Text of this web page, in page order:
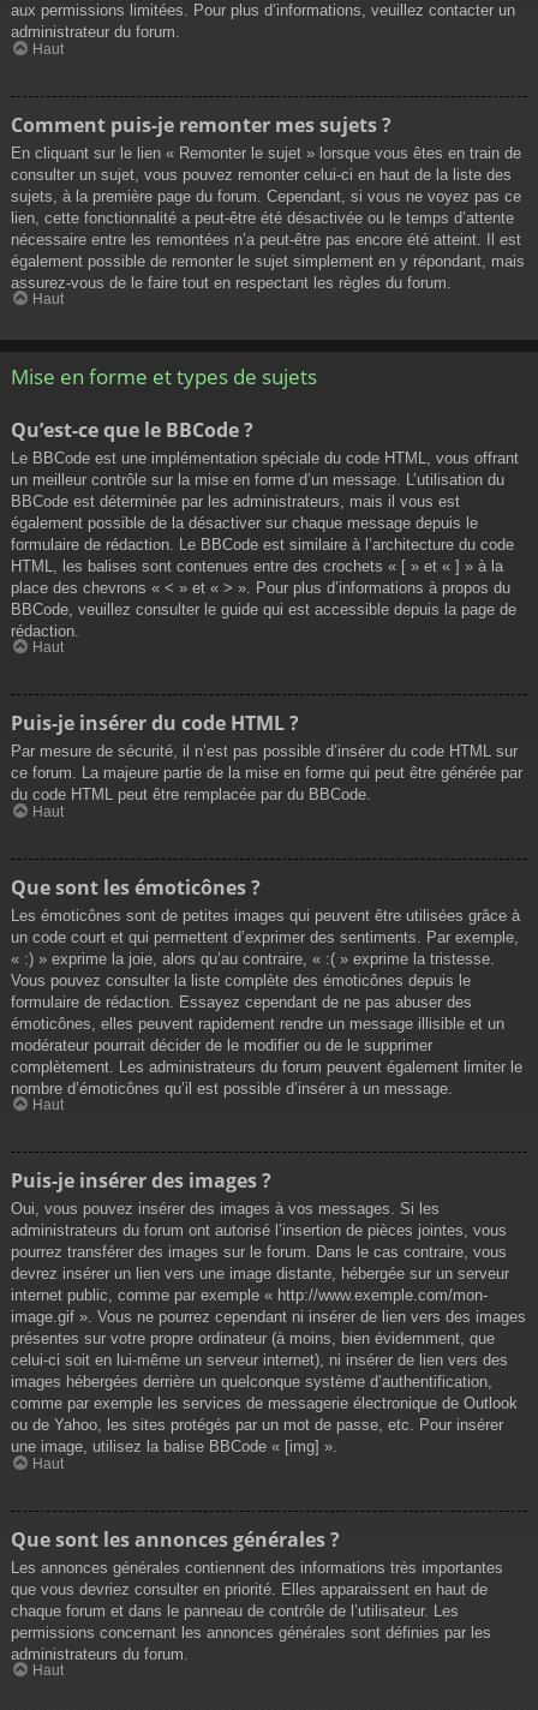
aux permissions limitées. Pour plus d’informations, veuillez contacter un
administrateur du forum.
Haut
Comment puis-je remonter mes sujets ?
En cliquant sur le lien « Remonter le sujet » lorsque vous êtes en train de
consulter un sujet, vous pouvez remonter celui-ci en haut de la liste des
sujets, à la première page du forum. Cependant, si vous ne voyez pas ce
lien, cette fonctionnalité a peut-être été désactivée ou le temps d’attente
nécessaire entre les remontées n’a peut-être pas encore été atteint. Il est
également possible de remonter le sujet simplement en y répondant, mais
assurez-vous de le faire tout en respectant les règles du forum.
Haut
Mise en forme et types de sujets
Qu’est-ce que le BBCode ?
Le BBCode est une implémentation spéciale du code HTML, vous offrant
un meilleur contrôle sur la mise en forme d’un message. L’utilisation du
BBCode est déterminée par les administrateurs, mais il vous est
également possible de la désactiver sur chaque message depuis le
formulaire de rédaction. Le BBCode est similaire à l’architecture du code
HTML, les balises sont contenues entre des crochets « [ » et « ] » à la
place des chevrons « < » et « > ». Pour plus d’informations à propos du
BBCode, veuillez consulter le guide qui est accessible depuis la page de
rédaction.
Haut
Puis-je insérer du code HTML ?
Par mesure de sécurité, il n’est pas possible d’insérer du code HTML sur
ce forum. La majeure partie de la mise en forme qui peut être générée par
du code HTML peut être remplacée par du BBCode.
Haut
Que sont les émoticônes ?
Les émoticônes sont de petites images qui peuvent être utilisées grâce à
un code court et qui permettent d’exprimer des sentiments. Par exemple,
« :) » exprime la joie, alors qu’au contraire, « :( » exprime la tristesse.
Vous pouvez consulter la liste complète des émoticônes depuis le
formulaire de rédaction. Essayez cependant de ne pas abuser des
émoticônes, elles peuvent rapidement rendre un message illisible et un
modérateur pourrait décider de le modifier ou de le supprimer
complètement. Les administrateurs du forum peuvent également limiter le
nombre d’émoticônes qu’il est possible d’insérer à un message.
Haut
Puis-je insérer des images ?
Oui, vous pouvez insérer des images à vos messages. Si les
administrateurs du forum ont autorisé l’insertion de pièces jointes, vous
pourrez transférer des images sur le forum. Dans le cas contraire, vous
devrez insérer un lien vers une image distante, hébergée sur un serveur
internet public, comme par exemple « http://www.exemple.com/mon-
image.gif ». Vous ne pourrez cependant ni insérer de lien vers des images
présentes sur votre propre ordinateur (à moins, bien évidemment, que
celui-ci soit en lui-même un serveur internet), ni insérer de lien vers des
images hébergées derrière un quelconque système d’authentification,
comme par exemple les services de messagerie électronique de Outlook
ou de Yahoo, les sites protégés par un mot de passe, etc. Pour insérer
une image, utilisez la balise BBCode « [img] ».
Haut
Que sont les annonces générales ?
Les annonces générales contiennent des informations très importantes
que vous devriez consulter en priorité. Elles apparaissent en haut de
chaque forum et dans le panneau de contrôle de l’utilisateur. Les
permissions concernant les annonces générales sont définies par les
administrateurs du forum.
Haut